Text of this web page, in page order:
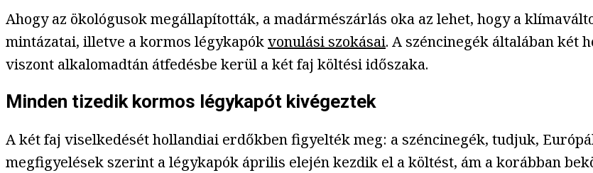
Ahogy az ökológusok megállapították, a madármészárlás oka az lehet, hogy a
mintázatai, illetve a kormos légykapókvonulási szokásai. A széncinegék általában két
viszont alkalomadtán átfedésbe kerül a két faj költési időszaka.
Minden tizedik kormos légykapót kivégeztek
A két faj viselkedését hollandiai erdőkben figyelték meg: a széncinegék, tudjuk,
megfigyelések szerint a légykapók április elején kezdik el a költést, ám a korábban